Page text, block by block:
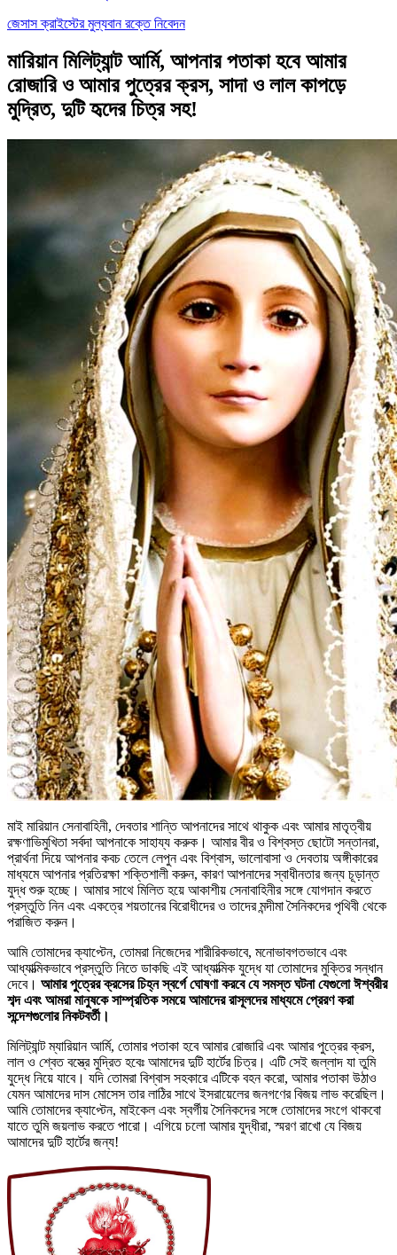
জেসাস ক্রাইস্টের মুল্যবান রক্তে নিবেদন
মারিয়ান মিলিট্যান্ট আর্মি, আপনার পতাকা হবে আমার
রোজারি ও আমার পুত্রের ক্রস, সাদা ও লাল কাপড়ে
মুদ্রিত, দুটি হৃদের চিত্র সহ!
মাই মারিয়ান সেনাবাহিনী, দেবতার শান্তি আপনাদের সাথে থাকুক এবং আমার মাতৃত্বীয়
রক্ষণাভিমুখিতা সর্বদা আপনাকে সাহায্য করুক। আমার বীর ও বিশ্বস্ত ছোটো সন্তানরা,
প্রার্থনা দিয়ে আপনার কবচ তেলে লেপুন এবং বিশ্বাস, ভালোবাসা ও দেবতায় অঙ্গীকারের
মাধ্যমে আপনার প্রতিরক্ষা শক্তিশালী করুন, কারণ আপনাদের স্বাধীনতার জন্য চূড়ান্ত
যুদ্ধ শুরু হচ্ছে। আমার সাথে মিলিত হয়ে আকাশীয় সেনাবাহিনীর সঙ্গে যোগদান করতে
প্রস্তুতি নিন এবং একত্রে শয়তানের বিরোধীদের ও তাদের মন্দীমা সৈনিকদের পৃথিবী থেকে
পরাজিত করুন।
আমি তোমাদের ক্যাপ্টেন, তোমরা নিজেদের শারীরিকভাবে, মনোভাবগতভাবে এবং
আধ্যাত্মিকভাবে প্রস্তুতি নিতে ডাকছি এই আধ্যাত্মিক যুদ্ধে যা তোমাদের মুক্তির সন্ধান
দেবে। আমার পুত্রের ক্রসের চিহ্ন স্বর্গে ঘোষণা করবে যে সমস্ত ঘটনা যেগুলো ঈশ্বরীর
শব্দ এবং আমরা মানুষকে সাম্প্রতিক সময়ে আমাদের রাসূলদের মাধ্যমে প্রেরণ করা
সন্দেশগুলোর নিকটবর্তী।
মিলিট্যান্ট ম্যারিয়ান আর্মি, তোমার পতাকা হবে আমার রোজারি এবং আমার পুত্রের ক্রস,
লাল ও শ্বেত বস্ত্রে মুদ্রিত হবেঃ আমাদের দুটি হার্টের চিত্র। এটি সেই জল্লাদ যা তুমি
যুদ্ধে নিয়ে যাবে। যদি তোমরা বিশ্বাস সহকারে এটিকে বহন করো, আমার পতাকা উঠাও
যেমন আমাদের দাস মোসেস তার লাঠির সাথে ইসরায়েলের জনগণের বিজয় লাভ করেছিল।
আমি তোমাদের ক্যাপ্টেন, মাইকেল এবং স্বর্গীয় সৈনিকদের সঙ্গে তোমাদের সংগে থাকবো
যাতে তুমি জয়লাভ করতে পারো। এগিয়ে চলো আমার যুদ্ধীরা, স্মরণ রাখো যে বিজয়
আমাদের দুটি হার্টের জন্য!